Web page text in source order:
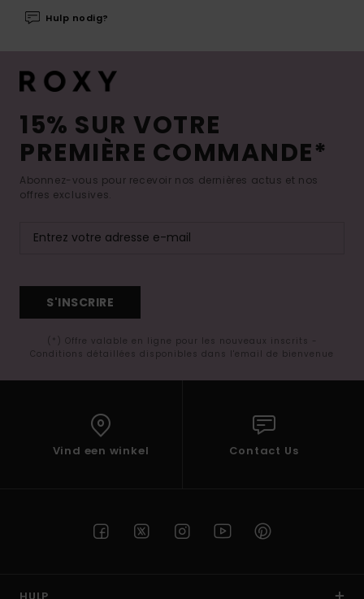
Hulp nodig?
15% SUR VOTRE
PREMIÈRE COMMANDE*
Abonnez-vous pour recevoir nos dernières actus et nos
offres exclusives.
S'INSCRIRE
(*) Offre valable en ligne pour les nouveaux inscrits -
Conditions détaillées disponibles dans l'email de bienvenue
Vind een winkel Contact Us